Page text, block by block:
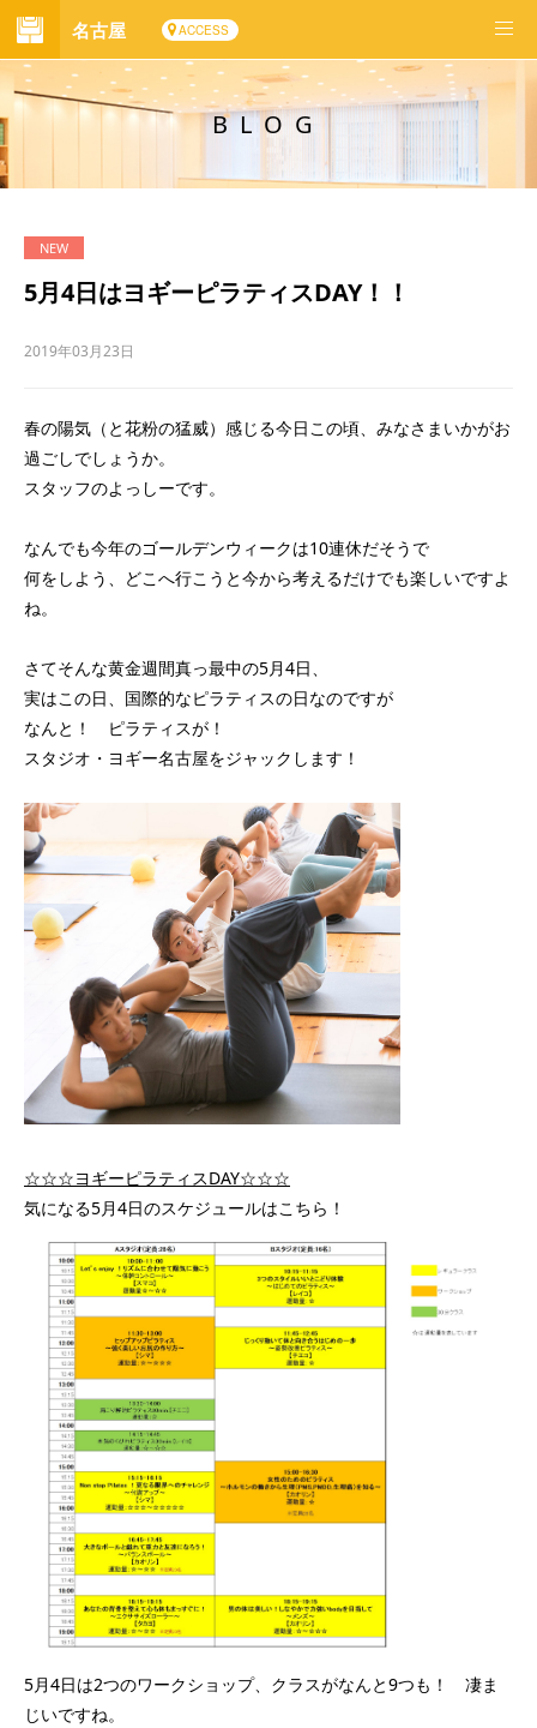
名古屋 ACCESS
BLOG
5月4日はヨギーピラティスDAY！！
2019年03月23日
春の陽気（と花粉の猛威）感じる今日この頃、みなさまいかがお
過ごしでしょうか。
スタッフのよっしーです。
なんでも今年のゴールデンウィークは10連休だそうで
何をしよう、どこへ行こうと今から考えるだけでも楽しいですよ
ね。
さてそんな黄金週間真っ最中の5月4日、
実はこの日、国際的なピラティスの日なのですが
なんと！ ピラティスが！
スタジオ・ヨギー名古屋をジャックします！
☆☆☆ヨギーピラティスDAY☆☆☆
気になる5月4日のスケジュールはこちら！
5月4日は2つのワークショップ、クラスがなんと9つも！ 凄ま
じいですね。